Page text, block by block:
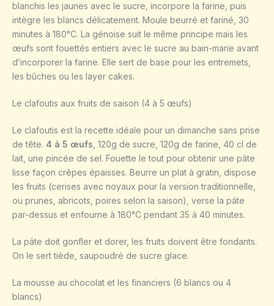
blanchis les jaunes avec le sucre, incorpore la farine, puis
intègre les blancs délicatement. Moule beurré et fariné, 30
minutes à 180°C. La génoise suit le même principe mais les
œufs sont fouettés entiers avec le sucre au bain-marie avant
d’incorporer la farine. Elle sert de base pour les entremets,
les bûches ou les layer cakes.
Le clafoutis aux fruits de saison (4 à 5 œufs)
Le clafoutis est la recette idéale pour un dimanche sans prise
de tête. 4 à 5 œufs , 120g de sucre, 120g de farine, 40 cl de
lait, une pincée de sel. Fouette le tout pour obtenir une pâte
lisse façon crêpes épaisses. Beurre un plat à gratin, dispose
les fruits (cerises avec noyaux pour la version traditionnelle,
ou prunes, abricots, poires selon la saison), verse la pâte
par-dessus et enfourne à 180°C pendant 35 à 40 minutes.
La pâte doit gonfler et dorer, les fruits doivent être fondants.
On le sert tiède, saupoudré de sucre glace.
La mousse au chocolat et les financiers (6 blancs ou 4
blancs)